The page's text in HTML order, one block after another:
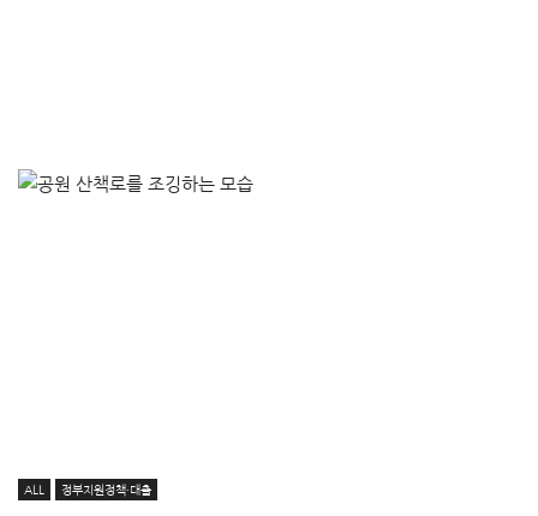
ALL 정부지원정책·대출